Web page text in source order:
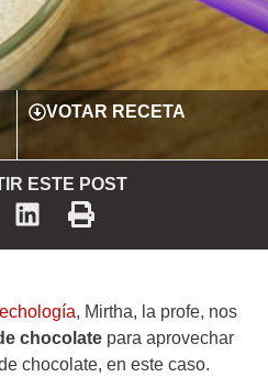
VOTAR RECETA
ESTE POST
, Mirtha, la profe, nos
chocolate para aprovechar
chocolate, en este caso.